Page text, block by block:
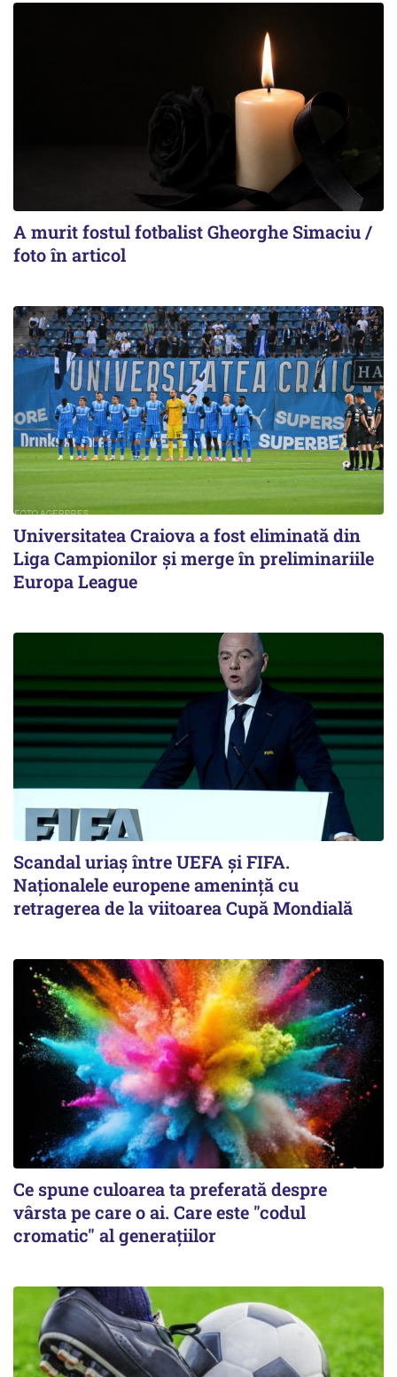
A murit fostul fotbalist Gheorghe Simaciu /
foto în articol
Universitatea Craiova a fost eliminată din
Liga Campionilor şi merge în preliminariile
Europa League
Scandal uriaş între UEFA şi FIFA.
Naţionalele europene ameninţă cu
retragerea de la viitoarea Cupă Mondială
Ce spune culoarea ta preferată despre
vârsta pe care o ai. Care este "codul
cromatic" al generațiilor